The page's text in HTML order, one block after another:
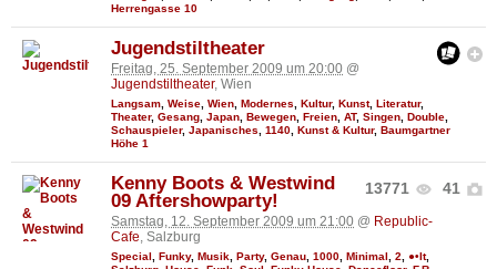
Herrengasse 10
Jugendstiltheater
Freitag, 25. September 2009 um 20:00 @
Jugendstiltheater, Wien
Langsam Weise Wien Modernes Kultur, Kunst, Literatur,
Theater, Gesang Japan Bewegen Freien AT, Singen Double
Schauspieler, Japanisches 1140 Kunst & Kultur, Baumgartner
Höhe 1
13771 41
Kenny Boots & Westwind
09 Aftershowparty!
Samstag, 12. September 2009 um 21:00 @ Republic-
Cafe, Salzburg
Special, Funky, Musik, Party, Genau, 1000, Minimal, 2, ●•It,